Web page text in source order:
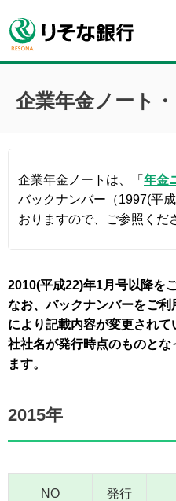
企業年金ノート
企業年金ノートは、「 年金
バックナンバー（1997(平
おりますので、ご参照くだ
2010(平成22)年1月号以降を
なお、バックナンバーをご
により記載内容が変更され
社社名が発行時点のものと
ます。
2015年
NO
発行